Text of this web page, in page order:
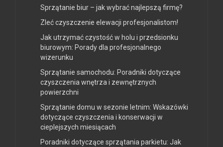
Sprzątanie biur – jak wybrać najlepszą firmę?
Zleć czyszczenie elewacji profesjonalistom!
Jak utrzymać czystość w holu i przedsionku
biurowym: Porady dla profesjonalnego
wizerunku
Sprzątanie samochodu: Poradniki dotyczące
czyszczenia wnętrza i zewnętrznych
powierzchni
Sprzątanie domu w sezonie letnim: Wskazówki
dotyczące czyszczenia i konserwacji w
cieplejszych miesiącach
Poradniki dotyczące sprzątania parkietu: Jak